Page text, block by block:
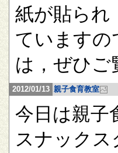
紙が貼られ
ていますの
は，ぜひご
2012/01/13 親子食育教室
今日は親子
スナック